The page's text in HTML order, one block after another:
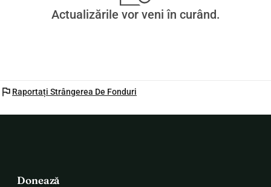
Actualizările vor veni în curând.
flag Raportați Strângerea De Fonduri
Donează